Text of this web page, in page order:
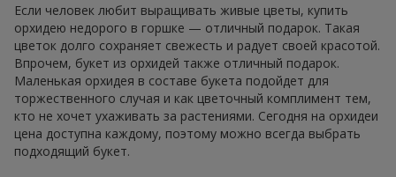
Если человек любит выращивать живые цветы, купить
орхидею недорого в горшке — отличный подарок. Такая
цветок долго сохраняет свежесть и радует своей красотой.
Впрочем, букет из орхидей также отличный подарок.
Маленькая орхидея в составе букета подойдет для
торжественного случая и как цветочный комплимент тем,
кто не хочет ухаживать за растениями. Сегодня на орхидеи
цена доступна каждому, поэтому можно всегда выбрать
подходящий букет.